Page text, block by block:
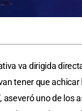
va dirigida
tener que
aseveró uno de los